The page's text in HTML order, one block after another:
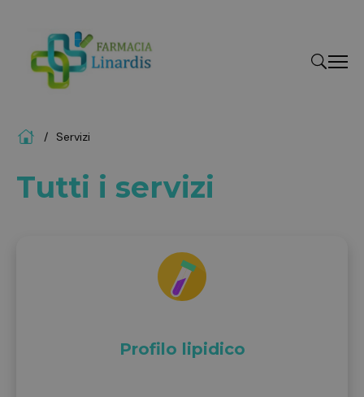
HomeServizi
Tutti i servizi
Profilo lipidico